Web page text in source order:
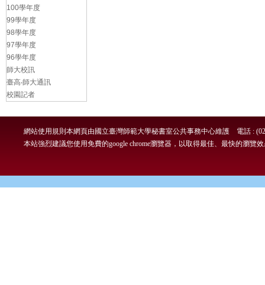
100學年度
99學年度
98學年度
97學年度
96學年度
師大校訊
臺高‧師大通訊
校園記者
本網頁由國立臺灣師範大學秘書室公共事務中心維護 電話 :
網站使用規則
本站強烈建議您使用免費的google chrome瀏覽器，以取得最佳、最快的瀏覽